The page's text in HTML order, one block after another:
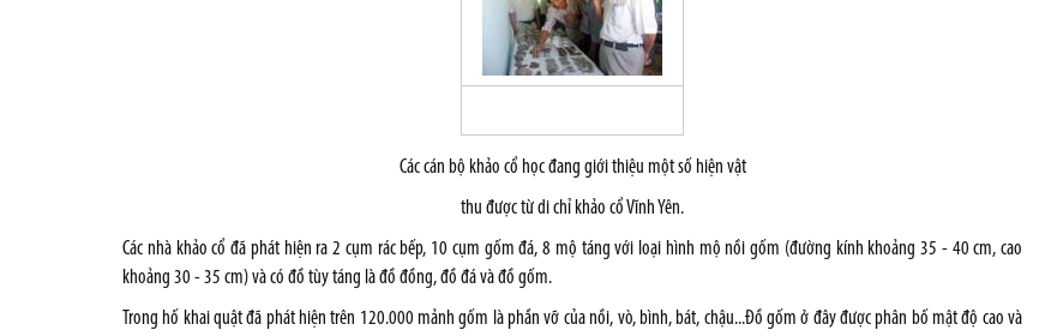
Các cán bộ khảo cổ học đang giới thiệu một số hiện vật
thu được từ di chỉ khảo cổ Vĩnh Yên.
Các nhà khảo cổ đã phát hiện ra 2 cụm rác bếp, 10 cụm gốm đá, 8 mộ táng với loại hình mộ nồi gốm (đường kính khoảng 35 - 40 cm, cao
khoảng 30 - 35 cm) và có đồ tùy táng là đồ đồng, đồ đá và đồ gốm.
Trong hố khai quật đã phát hiện trên 120.000 mảnh gốm là phần vỡ của nồi, vò, bình, bát, chậu...Đồ gốm ở đây được phân bố mật độ cao và